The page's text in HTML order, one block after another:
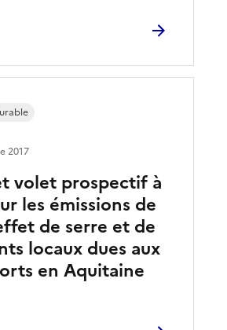
volet prospectif à
les émissions de
de serre et de
locaux dues aux
en Aquitaine
2017